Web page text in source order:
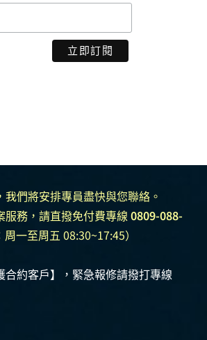
們將安排專員盡快與您聯絡。
服務，請直撥免付費專線 0809-088-
周一至周五 08:30~17:45）
約客戶】，緊急報修請撥打專線